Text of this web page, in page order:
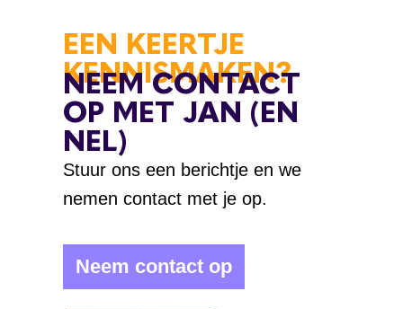
EEN KEERTJE
KENNISMAKEN?
NEEM CONTACT
OP MET JAN (EN
NEL)
Stuur ons een berichtje en we
nemen contact met je op.
Neem contact op